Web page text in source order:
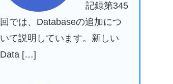
記録第345
回では、Databaseの追加につ
いて説明しています。新しい
Data […]